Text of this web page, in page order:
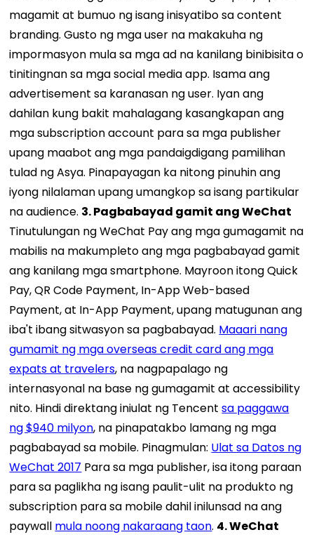
magamit at bumuo ng isang inisyatibo sa content
branding. Gusto ng mga user na makakuha ng
impormasyon mula sa mga ad na kanilang binibisita o
tinitingnan sa mga social media app. Isama ang
advertisement sa karanasan ng user. Iyan ang
dahilan kung bakit mahalagang kasangkapan ang
mga subscription account para sa mga publisher
upang maabot ang mga pandaigdigang pamilihan
tulad ng Asya. Pinapayagan ka nitong pinuhin ang
iyong nilalaman upang umangkop sa isang partikular
na audience. 3. Pagbabayad gamit ang WeChat
Tinutulungan ng WeChat Pay ang mga gumagamit na
mabilis na makumpleto ang mga pagbabayad gamit
ang kanilang mga smartphone. Mayroon itong Quick
Pay, QR Code Payment, In-App Web-based
Payment, at In-App Payment, upang matugunan ang
iba't ibang sitwasyon sa pagbabayad. Maaari nang
gumamit ng mga overseas credit card ang mga
expats at travelers, na nagpapalago ng
internasyonal na base ng gumagamit at accessibility
nito. Hindi direktang iniulat ng Tencentsa paggawa
ng $940 milyon, na pinapatakbo lamang ng mga
pagbabayad sa mobile. Pinagmulan: Ulat sa Datos ng
WeChat 2017 Para sa mga publisher, isa itong paraan
para sa paglikha ng isang paulit-ulit na produkto ng
subscription para sa mobile dahil inilunsad na ang
paywall mula noong nakaraang taon. 4. WeChat